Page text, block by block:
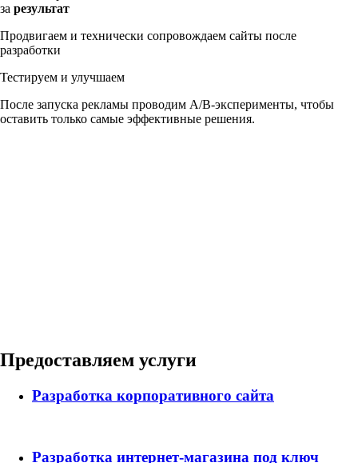
за результат
Продвигаем и технически сопровождаем сайты после
разработки
Тестируем и улучшаем
После запуска рекламы проводим A/B-эксперименты, чтобы
оставить только самые эффективные решения.
Предоставляем услуги
Разработка корпоративного сайта
Разработка интернет-магазина под ключ